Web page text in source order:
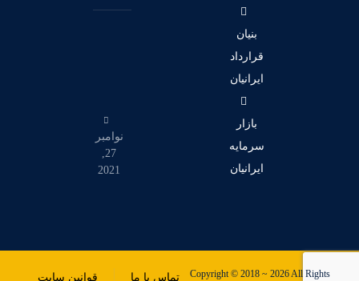
نوامبر
27,
2021
بنیان
قرارداد
ایرانیان
بازار
سرمایه
ایرانیان
Copyright © 2018 ~ 2026 All Rights تماس با ما قوانین سایت